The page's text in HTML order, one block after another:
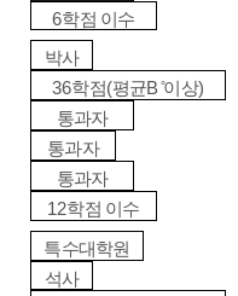
6학점 이수
박사
36학점(평균B이상)
통과자
통과자
통과자
12학점 이수
특수대학원
석사